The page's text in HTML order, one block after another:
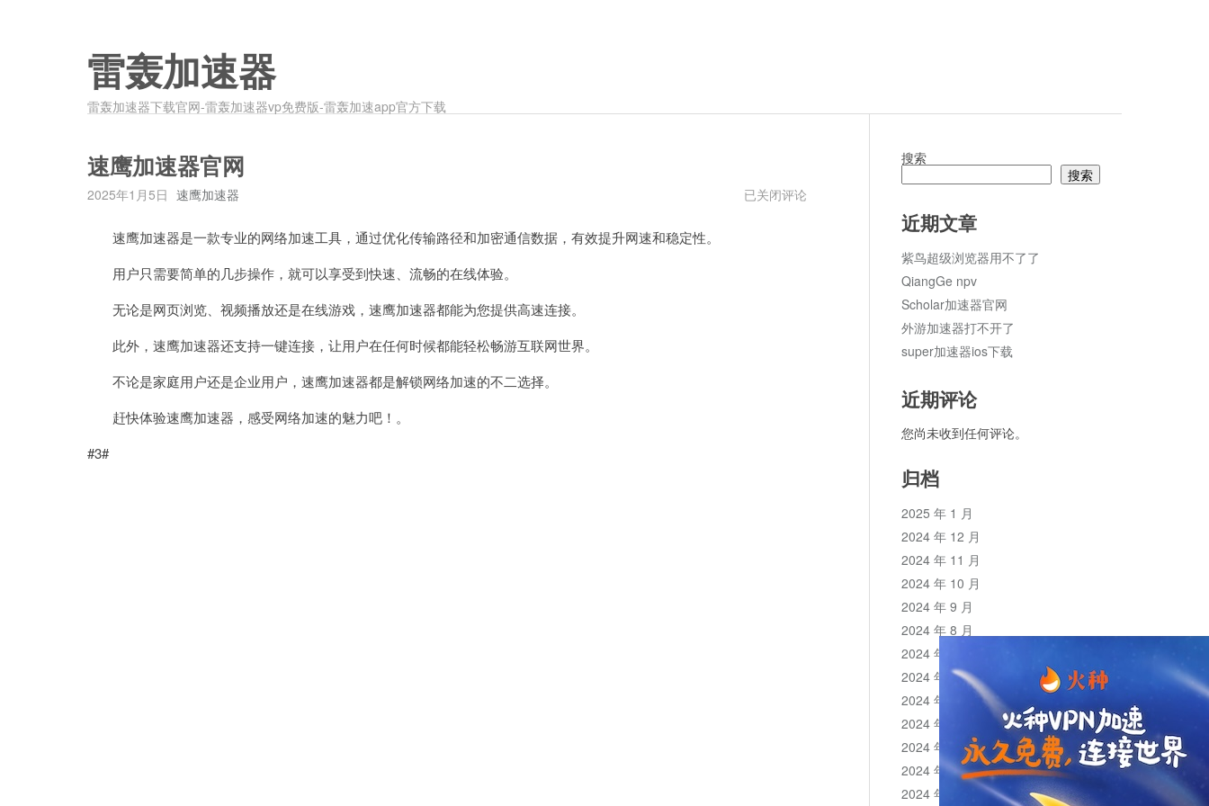
雷轰加速器
雷轰加速器下载官网-雷轰加速器vp免费版-雷轰加速app官方下载
速鹰加速器官网
2025年1月5日 速鹰加速器
速
已关闭评论
速鹰加速器是一款专业的网络加速工具，通过优化传输路径和加密通信数据，有效提升网速和稳定性。
用户只需要简单的几步操作，就可以享受到快速、流畅的在线体验。
无论是网页浏览、视频播放还是在线游戏，速鹰加速器都能为您提供高速连接。
此外，速鹰加速器还支持一键连接，让用户在任何时候都能轻松畅游互联网世界。
不论是家庭用户还是企业用户，速鹰加速器都是解锁网络加速的不二选择。
赶快体验速鹰加速器，感受网络加速的魅力吧！。
#3#
搜索
搜索
近期文章
紫鸟超级浏览器用不了了
QiangGe npv
Scholar加速器官网
外游加速器打不开了
super加速器ios下载
近期评论
您尚未收到任何评论。
归档
2025 年 1 月
2024 年 12 月
2024 年 11 月
2024 年 10 月
2024 年 9 月
2024 年 8 月
2024 年 7 月
2024 年 6 月
2024 年 5 月
2024 年 4 月
2024 年 3 月
2024 年 2 月
2024 年 1 月